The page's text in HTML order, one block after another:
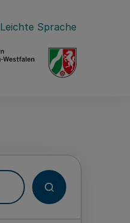
Leichte Sprache